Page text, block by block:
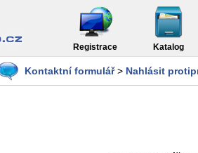
Registrace Katalog
Kontaktní formulář> Nahlásit